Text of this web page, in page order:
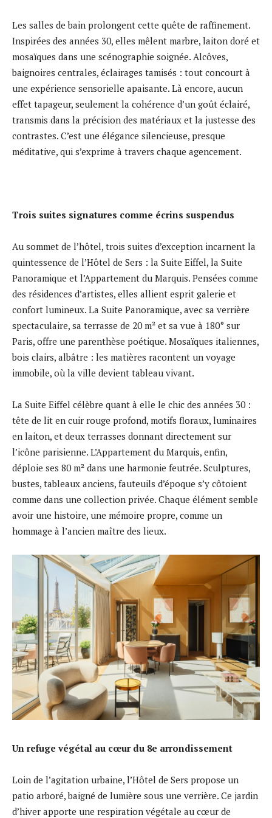
Les salles de bain prolongent cette quête de raffinement.
Inspirées des années 30, elles mêlent marbre, laiton doré et
mosaïques dans une scénographie soignée. Alcôves,
baignoires centrales, éclairages tamisés : tout concourt à
une expérience sensorielle apaisante. Là encore, aucun
effet tapageur, seulement la cohérence d’un goût éclairé,
transmis dans la précision des matériaux et la justesse des
contrastes. C’est une élégance silencieuse, presque
méditative, qui s’exprime à travers chaque agencement.
Trois suites signatures comme écrins suspendus
Au sommet de l’hôtel, trois suites d’exception incarnent la
quintessence de l’Hôtel de Sers : la Suite Eiffel, la Suite
Panoramique et l’Appartement du Marquis. Pensées comme
des résidences d’artistes, elles allient esprit galerie et
confort lumineux. La Suite Panoramique, avec sa verrière
spectaculaire, sa terrasse de 20 m² et sa vue à 180° sur
Paris, offre une parenthèse poétique. Mosaïques italiennes,
bois clairs, albâtre : les matières racontent un voyage
immobile, où la ville devient tableau vivant.
La Suite Eiffel célèbre quant à elle le chic des années 30 :
tête de lit en cuir rouge profond, motifs floraux, luminaires
en laiton, et deux terrasses donnant directement sur
l’icône parisienne. L’Appartement du Marquis, enfin,
déploie ses 80 m² dans une harmonie feutrée. Sculptures,
bustes, tableaux anciens, fauteuils d’époque s’y côtoient
comme dans une collection privée. Chaque élément semble
avoir une histoire, une mémoire propre, comme un
hommage à l’ancien maître des lieux.
Un refuge végétal au cœur du 8e arrondissement
Loin de l’agitation urbaine, l’Hôtel de Sers propose un
patio arboré, baigné de lumière sous une verrière. Ce jardin
d’hiver apporte une respiration végétale au cœur de